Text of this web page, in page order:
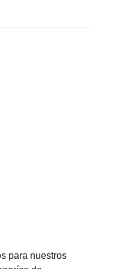
para nuestros